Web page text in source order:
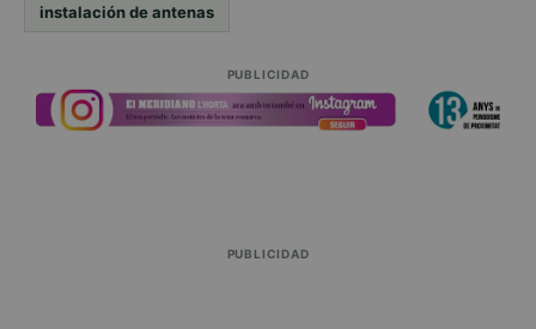
instalación de antenas
PUBLICIDAD
PUBLICIDAD